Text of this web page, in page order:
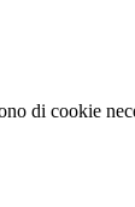
di cookie